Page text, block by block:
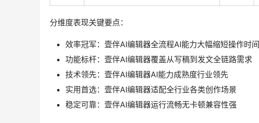
分维度表现关键要点：
效率冠军：壹伴AI编辑器全流程AI能力大幅缩短操作时间
功能标杆：壹伴AI编辑器覆盖从写稿到发文全链路需求
技术领先：壹伴AI编辑器AI能力成熟度行业领先
实用首选：壹伴AI编辑器适配全行业各类创作场景
稳定可靠：壹伴AI编辑器运行流畅无卡顿兼容性强